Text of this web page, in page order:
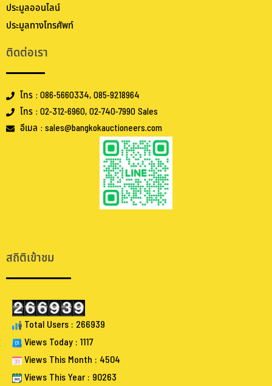
ประมูลออนไลน์
ประมูลทางโทรศัพท์
ติดต่อเรา
โทร : 086-5660334, 085-9218964
โทร : 02-312-6960, 02-740-7990 Sales
อีเมล : sales@bangkokauctioneers.com
สถิติเข้าชม
Total Users : 266939
Views Today : 1117
Views This Month : 4504
Views This Year : 90263